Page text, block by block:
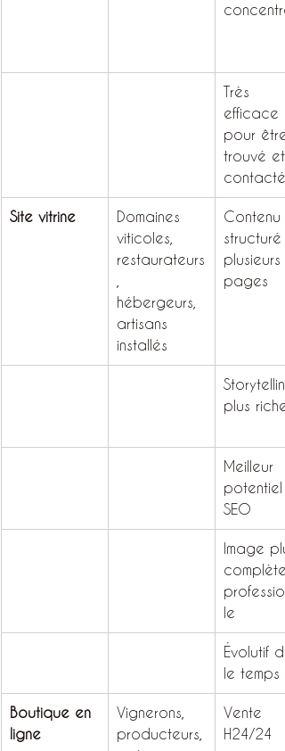
Très
efficace
pour être
trouvé et
contacté
Site vitrine
Domaines
viticoles,
restaurateurs
hébergeurs,
artisans
installés
Contenu
structuré
plusieurs
pages
plus riche
Meilleur
potentiel
SEO
Image
le
Évolutif
le temps
Boutique en
ligne
Vignerons,
producteurs,
Vente
H24/24